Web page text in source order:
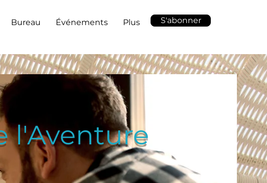
Bureau Événements Plus S'abonner
l'Aventure